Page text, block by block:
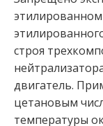
строя
двигатель.
цетановым
температуры